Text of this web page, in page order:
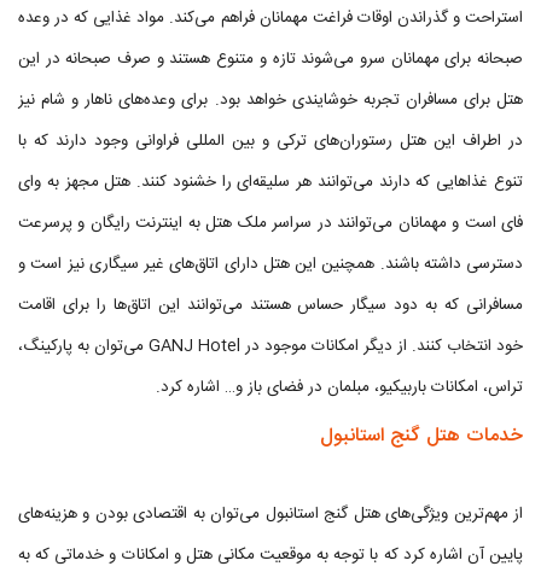
استراحت و گذراندن اوقات فراغت مهمانان فراهم می‌کند. مواد غذایی که در وعده
صبحانه برای مهمانان سرو می‌شوند تازه و متنوع هستند و صرف صبحانه در این
هتل برای مسافران تجربه خوشایندی خواهد بود. برای وعده‌های ناهار و شام نیز
در اطراف این هتل رستوران‌های ترکی و بین المللی فراوانی وجود دارند که با
تنوع غذاهایی که دارند می‌توانند هر سلیقه‌ای را خشنود کنند. هتل مجهز به وای
فای است و مهمانان می‌توانند در سراسر ملک هتل به اینترنت رایگان و پرسرعت
دسترسی داشته باشند. همچنین این هتل دارای اتاق‌های غیر سیگاری نیز است و
مسافرانی که به دود سیگار حساس هستند می‌توانند این اتاق‌ها را برای اقامت
خود انتخاب کنند. از دیگر امکانات موجود در GANJ Hotel می‌توان به پارکینگ،
تراس، امکانات باربیکیو، مبلمان در فضای باز و… اشاره کرد.
خدمات هتل گنج استانبول
از مهم‌ترین ویژگی‌های هتل گنج استانبول می‌توان به اقتصادی بودن و هزینه‌های
پایین آن اشاره کرد که با توجه به موقعیت مکانی هتل و امکانات و خدماتی که به